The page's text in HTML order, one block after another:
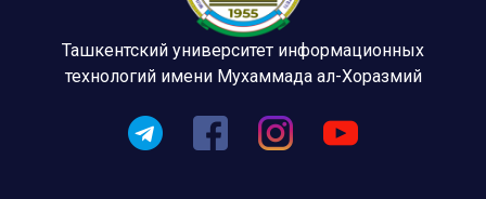
Ташкентский университет информационных
технологий имени Мухаммада ал-Хоразмий